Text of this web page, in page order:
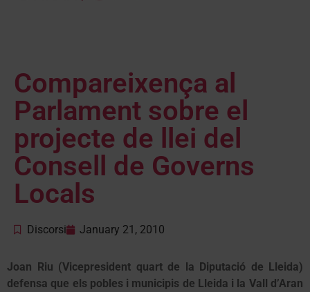
Compareixença al
Parlament sobre el
projecte de llei del
Consell de Governs
Locals
Discorsi January 21, 2010
Joan Riu (Vicepresident quart de la Diputació de Lleida)
defensa que els pobles i municipis de Lleida i la Vall d’Aran